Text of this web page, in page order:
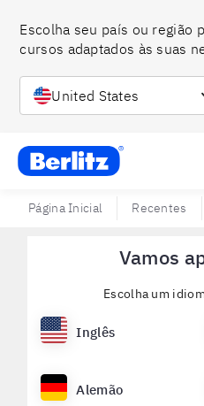
Escolha seu país ou região
cursos adaptados às suas
United States
Berlitz BR
Página Inicial Recentes
Vamos
Escolha um
Inglês
Alemão